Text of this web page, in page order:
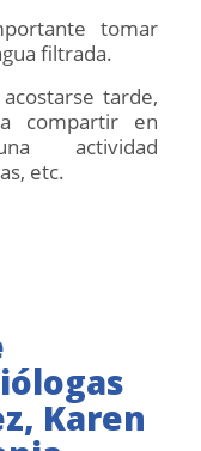
tomar
filtrada.
tarde,
compartir en
actividad
etc.
Karen